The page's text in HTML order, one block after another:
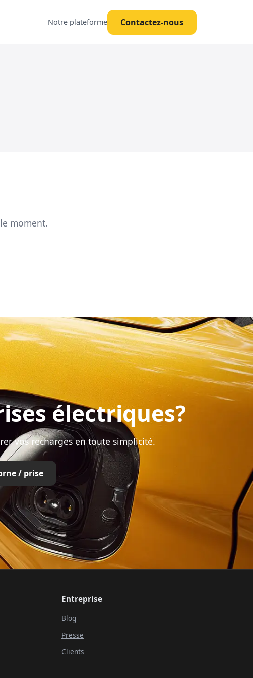
Notre plateforme Contactez-nous
moment.
électriques?
vos recharges en toute simplicité.
/ prise
Entreprise
Blog
Presse
Clients